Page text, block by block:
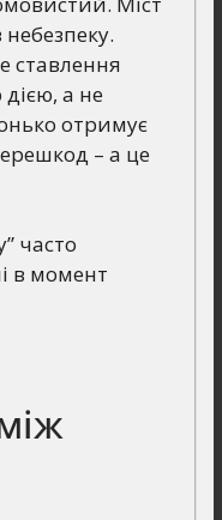
ставлення
а не
отримує
– а це
часто
в момент